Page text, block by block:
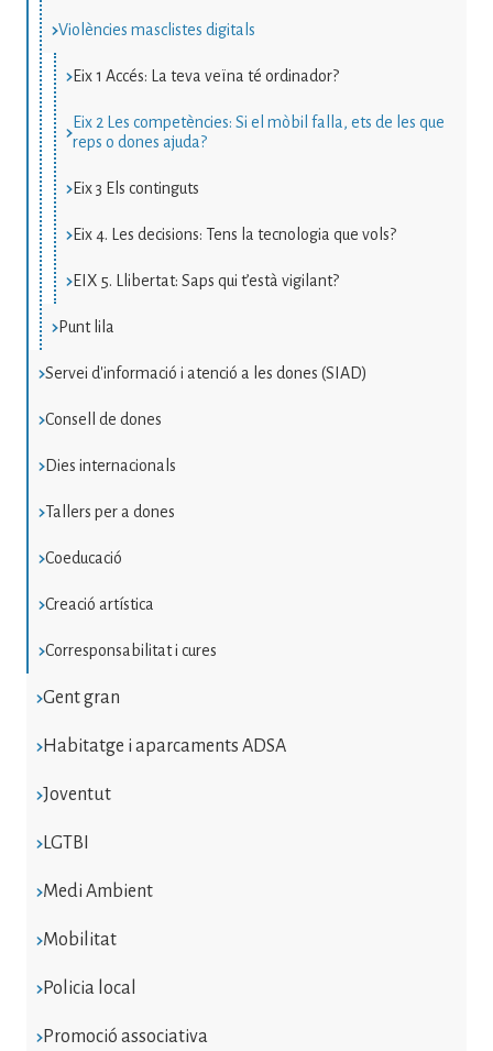
Violències masclistes digitals
Eix 1 Accés: La teva veïna té ordinador?
Eix 2 Les competències: Si el mòbil falla, ets de les que
reps o dones ajuda?
Eix 3 Els continguts
Eix 4. Les decisions: Tens la tecnologia que vols?
EIX 5. Llibertat: Saps qui t’està vigilant?
Punt lila
Servei d'informació i atenció a les dones (SIAD)
Consell de dones
Dies internacionals
Tallers per a dones
Coeducació
Creació artística
Corresponsabilitat i cures
Gent gran
Habitatge i aparcaments ADSA
Joventut
LGTBI
Medi Ambient
Mobilitat
Policia local
Promoció associativa